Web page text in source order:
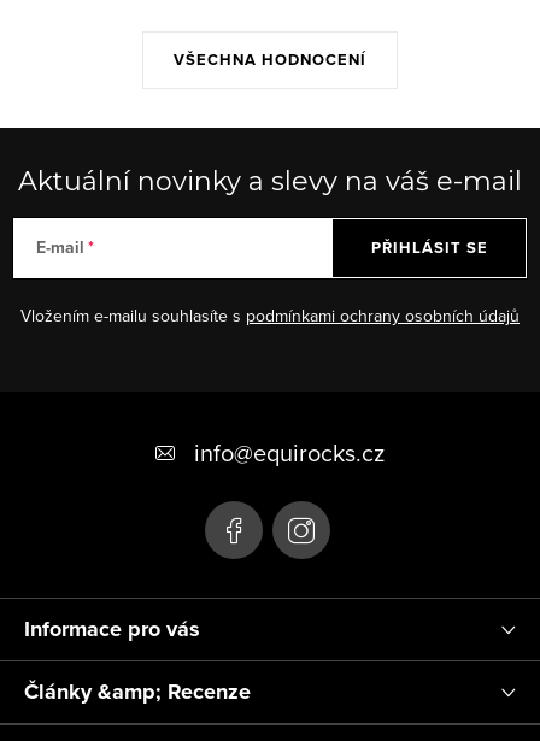
VŠECHNA HODNOCENÍ
Aktuální novinky a slevy na váš e-mail
E-mail
Vložením e-mailu souhlasíte s podmínkami ochrany osobních údajů
PŘIHLÁSIT SE
í
info@equirocks.cz
Informace pro vás
Články &amp; Recenze